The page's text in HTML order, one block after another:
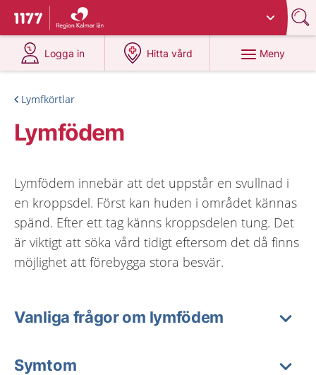
Till startsidan för 1177
Du har valt region
Logga in
på 1177.se
Hitta vård
på 1177.se
Meny
Lymfkörtlar
Lymfödem
Lymfödem innebär att det uppstår en svullnad i
en kroppsdel. Först kan huden i området kännas
spänd. Efter ett tag känns kroppsdelen tung. Det
är viktigt att söka vård tidigt eftersom det då finns
möjlighet att förebygga stora besvär.
Vanliga frågor om lymfödem
Symtom